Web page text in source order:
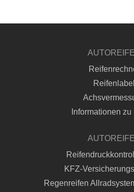
Reifenlabel
Informationen zu
KFZ-
Regenreifen